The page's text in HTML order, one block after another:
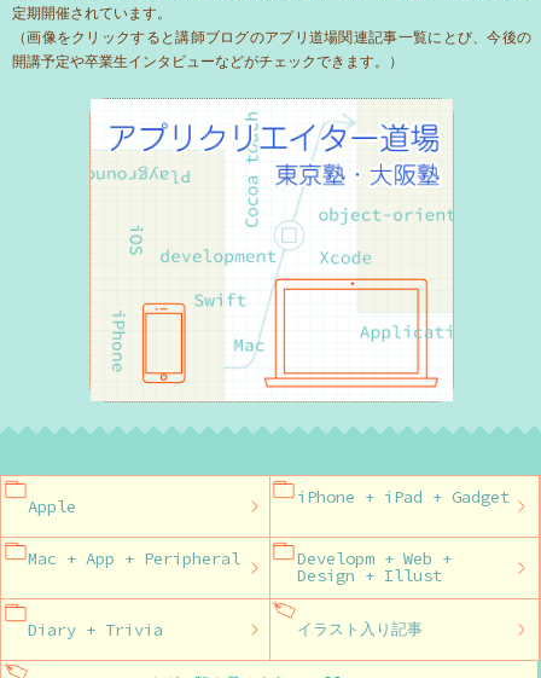
定期開催されています。
（画像をクリックすると講師ブログのアプリ道場関連記事一覧にとび、今後の
開講予定や卒業生インタビューなどがチェックできます。）
Apple iPhone + iPad + Gadget
Mac + App + Peripheral Developm + Web +
Design + Illust
Diary + Trivia イラスト入り記事